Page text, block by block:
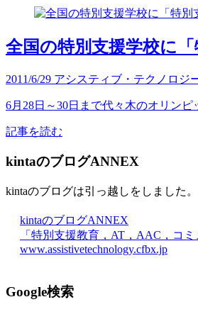
全国の特別支援学校に
2011/6/29 アシスティブ・テクノロジ
6月28日～30日まで代々木のオリン
記事を読む
kintaのブログANNEX
kintaのブログは引っ越しをしました
kintaのブログANNEX
「特別支援教育，AT，AAC，コ
www.assistivetechnology.cfbx.jp
Google検索